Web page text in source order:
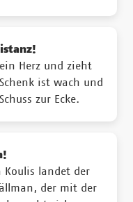
Herz und zieht
ist wach und
zur Ecke.
Koulis landet der
der mit der